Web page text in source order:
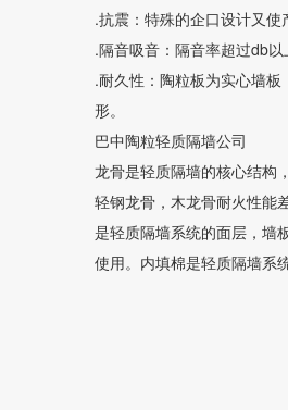
.抗震：特殊的企口设计又
.隔音吸音：隔音率超过db
.耐久性：陶粒板为实心墙
形。
巴中陶粒轻质隔墙公司
龙骨是轻质隔墙的核心结构
轻钢龙骨，木龙骨耐火性能
是轻质隔墙系统的面层，墙
使用。内填棉是轻质隔墙系